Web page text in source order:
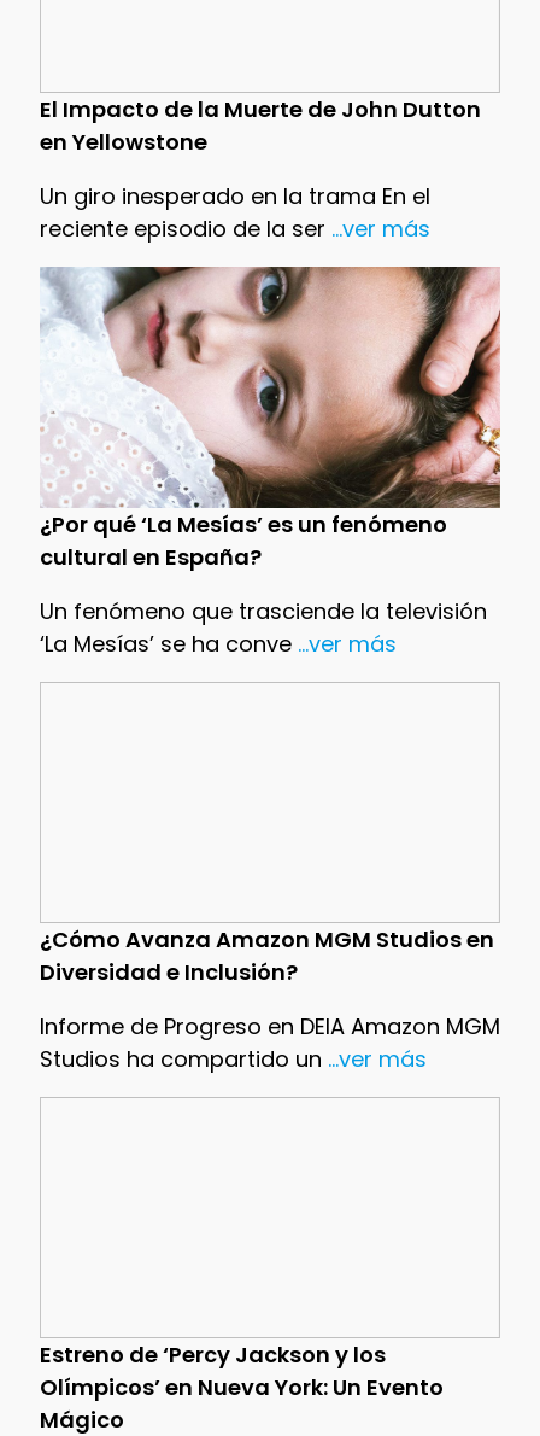
El Impacto de la Muerte de John Dutton
en Yellowstone
Un giro inesperado en la trama En el
reciente episodio de la ser ...ver más
¿Por qué ‘La Mesías’ es un fenómeno
cultural en España?
Un fenómeno que trasciende la televisión
‘La Mesías’ se ha conve...ver más
¿Cómo Avanza Amazon MGM Studios en
Diversidad e Inclusión?
Informe de Progreso en DEIA Amazon MGM
Studios ha compartido un ...ver más
Estreno de ‘Percy Jackson y los
Olímpicos’ en Nueva York: Un Evento
Mágico